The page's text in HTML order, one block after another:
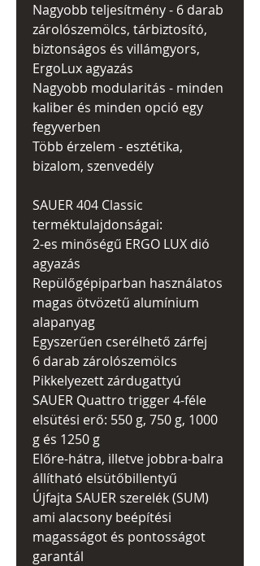
Nagyobb teljesítmény - 6 darab
zárolószemölcs, tárbiztosító,
biztonságos és villámgyors,
ErgoLux agyazás
Nagyobb modularitás - minden
kaliber és minden opció egy
fegyverben
Több érzelem - esztétika,
bizalom, szenvedély
SAUER 404 Classic
terméktulajdonságai:
2-es minőségű ERGO LUX dió
agyazás
Repülőgépiparban használatos
magas ötvözetű alumínium
alapanyag
Egyszerűen cserélhető zárfej
6 darab zárolószemölcs
Pikkelyezett zárdugattyú
SAUER Quattro trigger 4-féle
elsütési erő: 550 g, 750 g, 1000
g és 1250 g
Előre-hátra, illetve jobbra-balra
állítható elsütőbillentyű
Újfajta SAUER szerelék (SUM)
ami alacsony beépítési
magasságot és pontosságot
garantál